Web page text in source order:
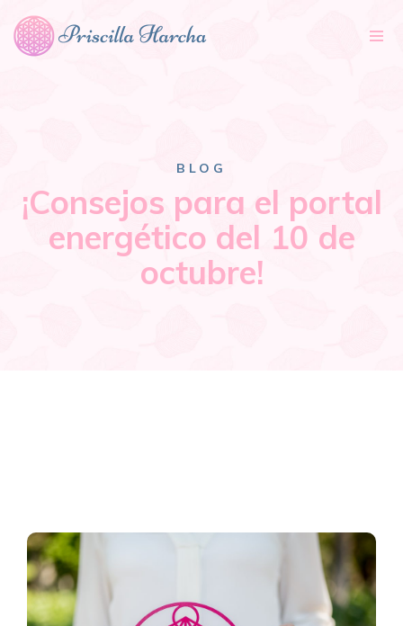
BLOG
¡Consejos para el portal
energético del 10 de
octubre!